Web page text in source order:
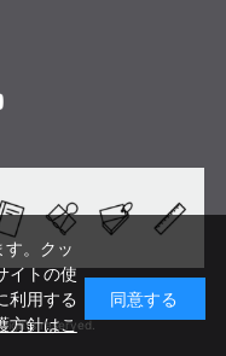
rights reserved.
。クッ
イトの使
利用する
方針はこ
同意する